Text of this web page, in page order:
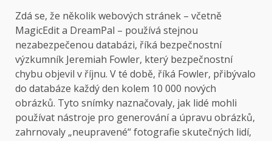
Zdá se, že několik webových stránek – včetně
MagicEdit a DreamPal – používá stejnou
nezabezpečenou databázi, říká bezpečnostní
výzkumník Jeremiah Fowler, který bezpečnostní
chybu objevil v říjnu. V té době, říká Fowler, přibývalo
do databáze každý den kolem 10 000 nových
obrázků. Tyto snímky naznačovaly, jak lidé mohli
používat nástroje pro generování a úpravu obrázků,
zahrnovaly „neupravené“ fotografie skutečných lidí,